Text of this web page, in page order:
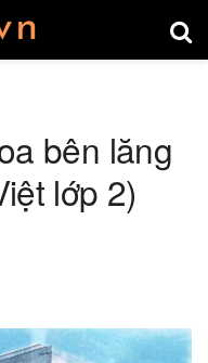
bên lăng
lớp 2)